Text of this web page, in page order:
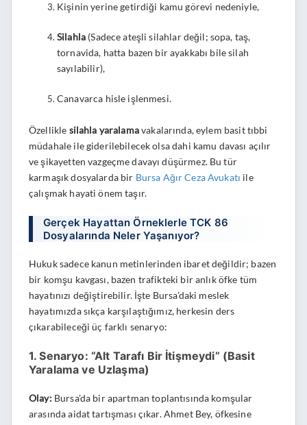
Kişinin yerine getirdiği kamu görevi nedeniyle,
Silahla (Sadece ateşli silahlar değil; sopa, taş,
tornavida, hatta bazen bir ayakkabı bile silah
sayılabilir),
Canavarca hisle işlenmesi.
Özellikle silahla yaralamavakalarında, eylem basit tıbbi
müdahale ile giderilebilecek olsa dahi kamu davası açılır
ve şikayetten vazgeçme davayı düşürmez. Bu tür
karmaşık dosyalarda bir Bursa Ağır Ceza Avukatı ile
çalışmak hayati önem taşır.
Gerçek Hayattan Örneklerle TCK 86
Dosyalarında Neler Yaşanıyor?
Hukuk sadece kanun metinlerinden ibaret değildir; bazen
bir komşu kavgası, bazen trafikteki bir anlık öfke tüm
hayatınızı değiştirebilir. İşte Bursa’daki meslek
hayatımızda sıkça karşılaştığımız, herkesin ders
çıkarabileceği üç farklı senaryo:
1. Senaryo: “Alt Tarafı Bir İtişmeydi” (Basit
Yaralama ve Uzlaşma)
Olay:Bursa’da bir apartman toplantısında komşular
arasında aidat tartışması çıkar. Ahmet Bey, öfkesine